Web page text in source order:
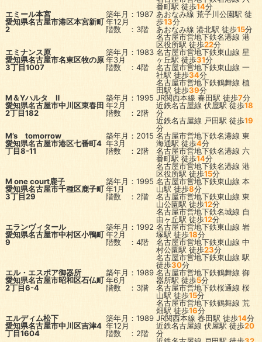
番町駅 徒歩14分
エミール本宮
愛知県名古屋市港区本宮新町
2
築年月：1987
年12月
階数 ：3階
あおなみ線 荒子川公園駅 徒
歩13分
あおなみ線 港北駅 徒歩15分
名古屋市営地下鉄名港線 港
区役所駅 徒歩22分
エミナンス原
愛知県名古屋市名東区牧の原
3丁目1007
築年月：1983
年3月
階数 ：4階
名古屋市営地下鉄東山線 星
ヶ丘駅 徒歩31分
名古屋市営地下鉄東山線 一
社駅 徒歩34分
名古屋市営地下鉄鶴舞線 植
田駅 徒歩39分
M＆Yハルタ Ⅱ
愛知県名古屋市中川区東春田
2丁目182
築年月：1995
年2月
階数 ：2階
JR関西本線 春田駅 徒歩7分
近鉄名古屋線 伏屋駅 徒歩18
分
近鉄名古屋線 戸田駅 徒歩19
分
M’s tomorrow
愛知県名古屋市港区七番町4
丁目8-11
築年月：2015
年3月
階数 ：2階
名古屋市営地下鉄名港線 東
海通駅 徒歩4分
名古屋市営地下鉄名港線 六
番町駅 徒歩14分
名古屋市営地下鉄名港線 港
区役所駅 徒歩15分
M one court鹿子
愛知県名古屋市千種区鹿子町
3丁目29
築年月：1995
年1月
階数 ：2階
名古屋市営地下鉄東山線 本
山駅 徒歩8分
名古屋市営地下鉄東山線 東
山公園駅 徒歩12分
名古屋市営地下鉄名城線 自
由ヶ丘駅 徒歩12分
エランヴィタール
愛知県名古屋市中村区小鴨町
9
築年月：1992
年2月
階数 ：4階
名古屋市営地下鉄東山線 岩
塚駅 徒歩18分
名古屋市営地下鉄東山線 中
村公園駅 徒歩23分
名古屋市営地下鉄東山線 駅
徒歩30分
エル・エスポア御器所
愛知県名古屋市昭和区石仏町
2丁目6-4
築年月：1989
年6月
階数 ：3階
名古屋市営地下鉄鶴舞線 御
器所駅 徒歩5分
名古屋市営地下鉄桜通線 桜
山駅 徒歩15分
名古屋市営地下鉄鶴舞線 荒
畑駅 徒歩16分
エルディム松下
愛知県名古屋市中川区吉津4
丁目1604
築年月：1989
年12月
階数 ：2階
JR関西本線 春田駅 徒歩14分
近鉄名古屋線 伏屋駅 徒歩20
分